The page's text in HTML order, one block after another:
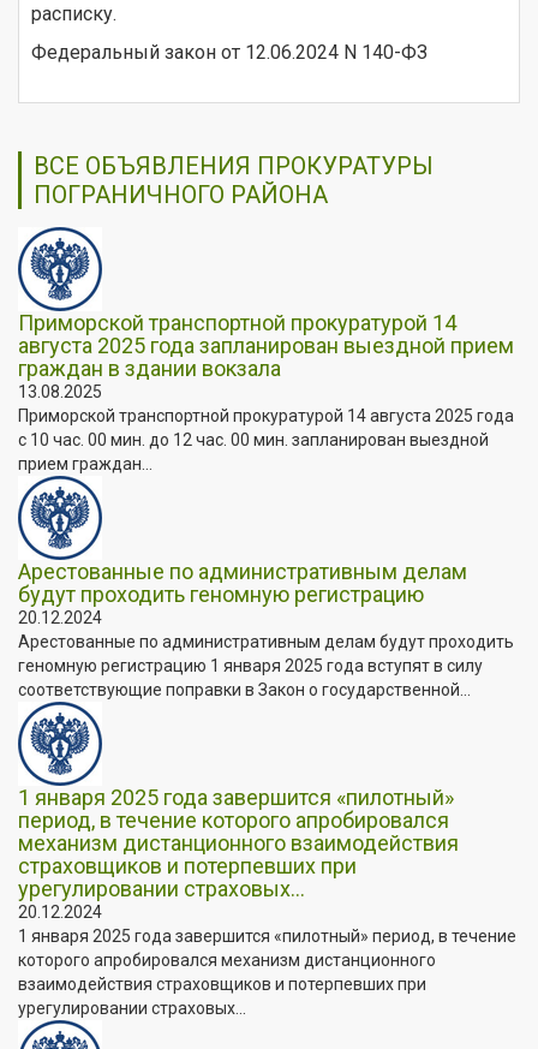
расписку.
Федеральный закон от 12.06.2024 N 140-ФЗ
ВСЕ ОБЪЯВЛЕНИЯ ПРОКУРАТУРЫ
ПОГРАНИЧНОГО РАЙОНА
Приморской транспортной прокуратурой 14
августа 2025 года запланирован выездной прием
граждан в здании вокзала
13.08.2025
Приморской транспортной прокуратурой 14 августа 2025 года
с 10 час. 00 мин. до 12 час. 00 мин. запланирован выездной
прием граждан...
Арестованные по административным делам
будут проходить геномную регистрацию
20.12.2024
Арестованные по административным делам будут проходить
геномную регистрацию 1 января 2025 года вступят в силу
соответствующие поправки в Закон о государственной...
1 января 2025 года завершится «пилотный»
период, в течение которого апробировался
механизм дистанционного взаимодействия
страховщиков и потерпевших при
урегулировании страховых...
20.12.2024
1 января 2025 года завершится «пилотный» период, в течение
которого апробировался механизм дистанционного
взаимодействия страховщиков и потерпевших при
урегулировании страховых...